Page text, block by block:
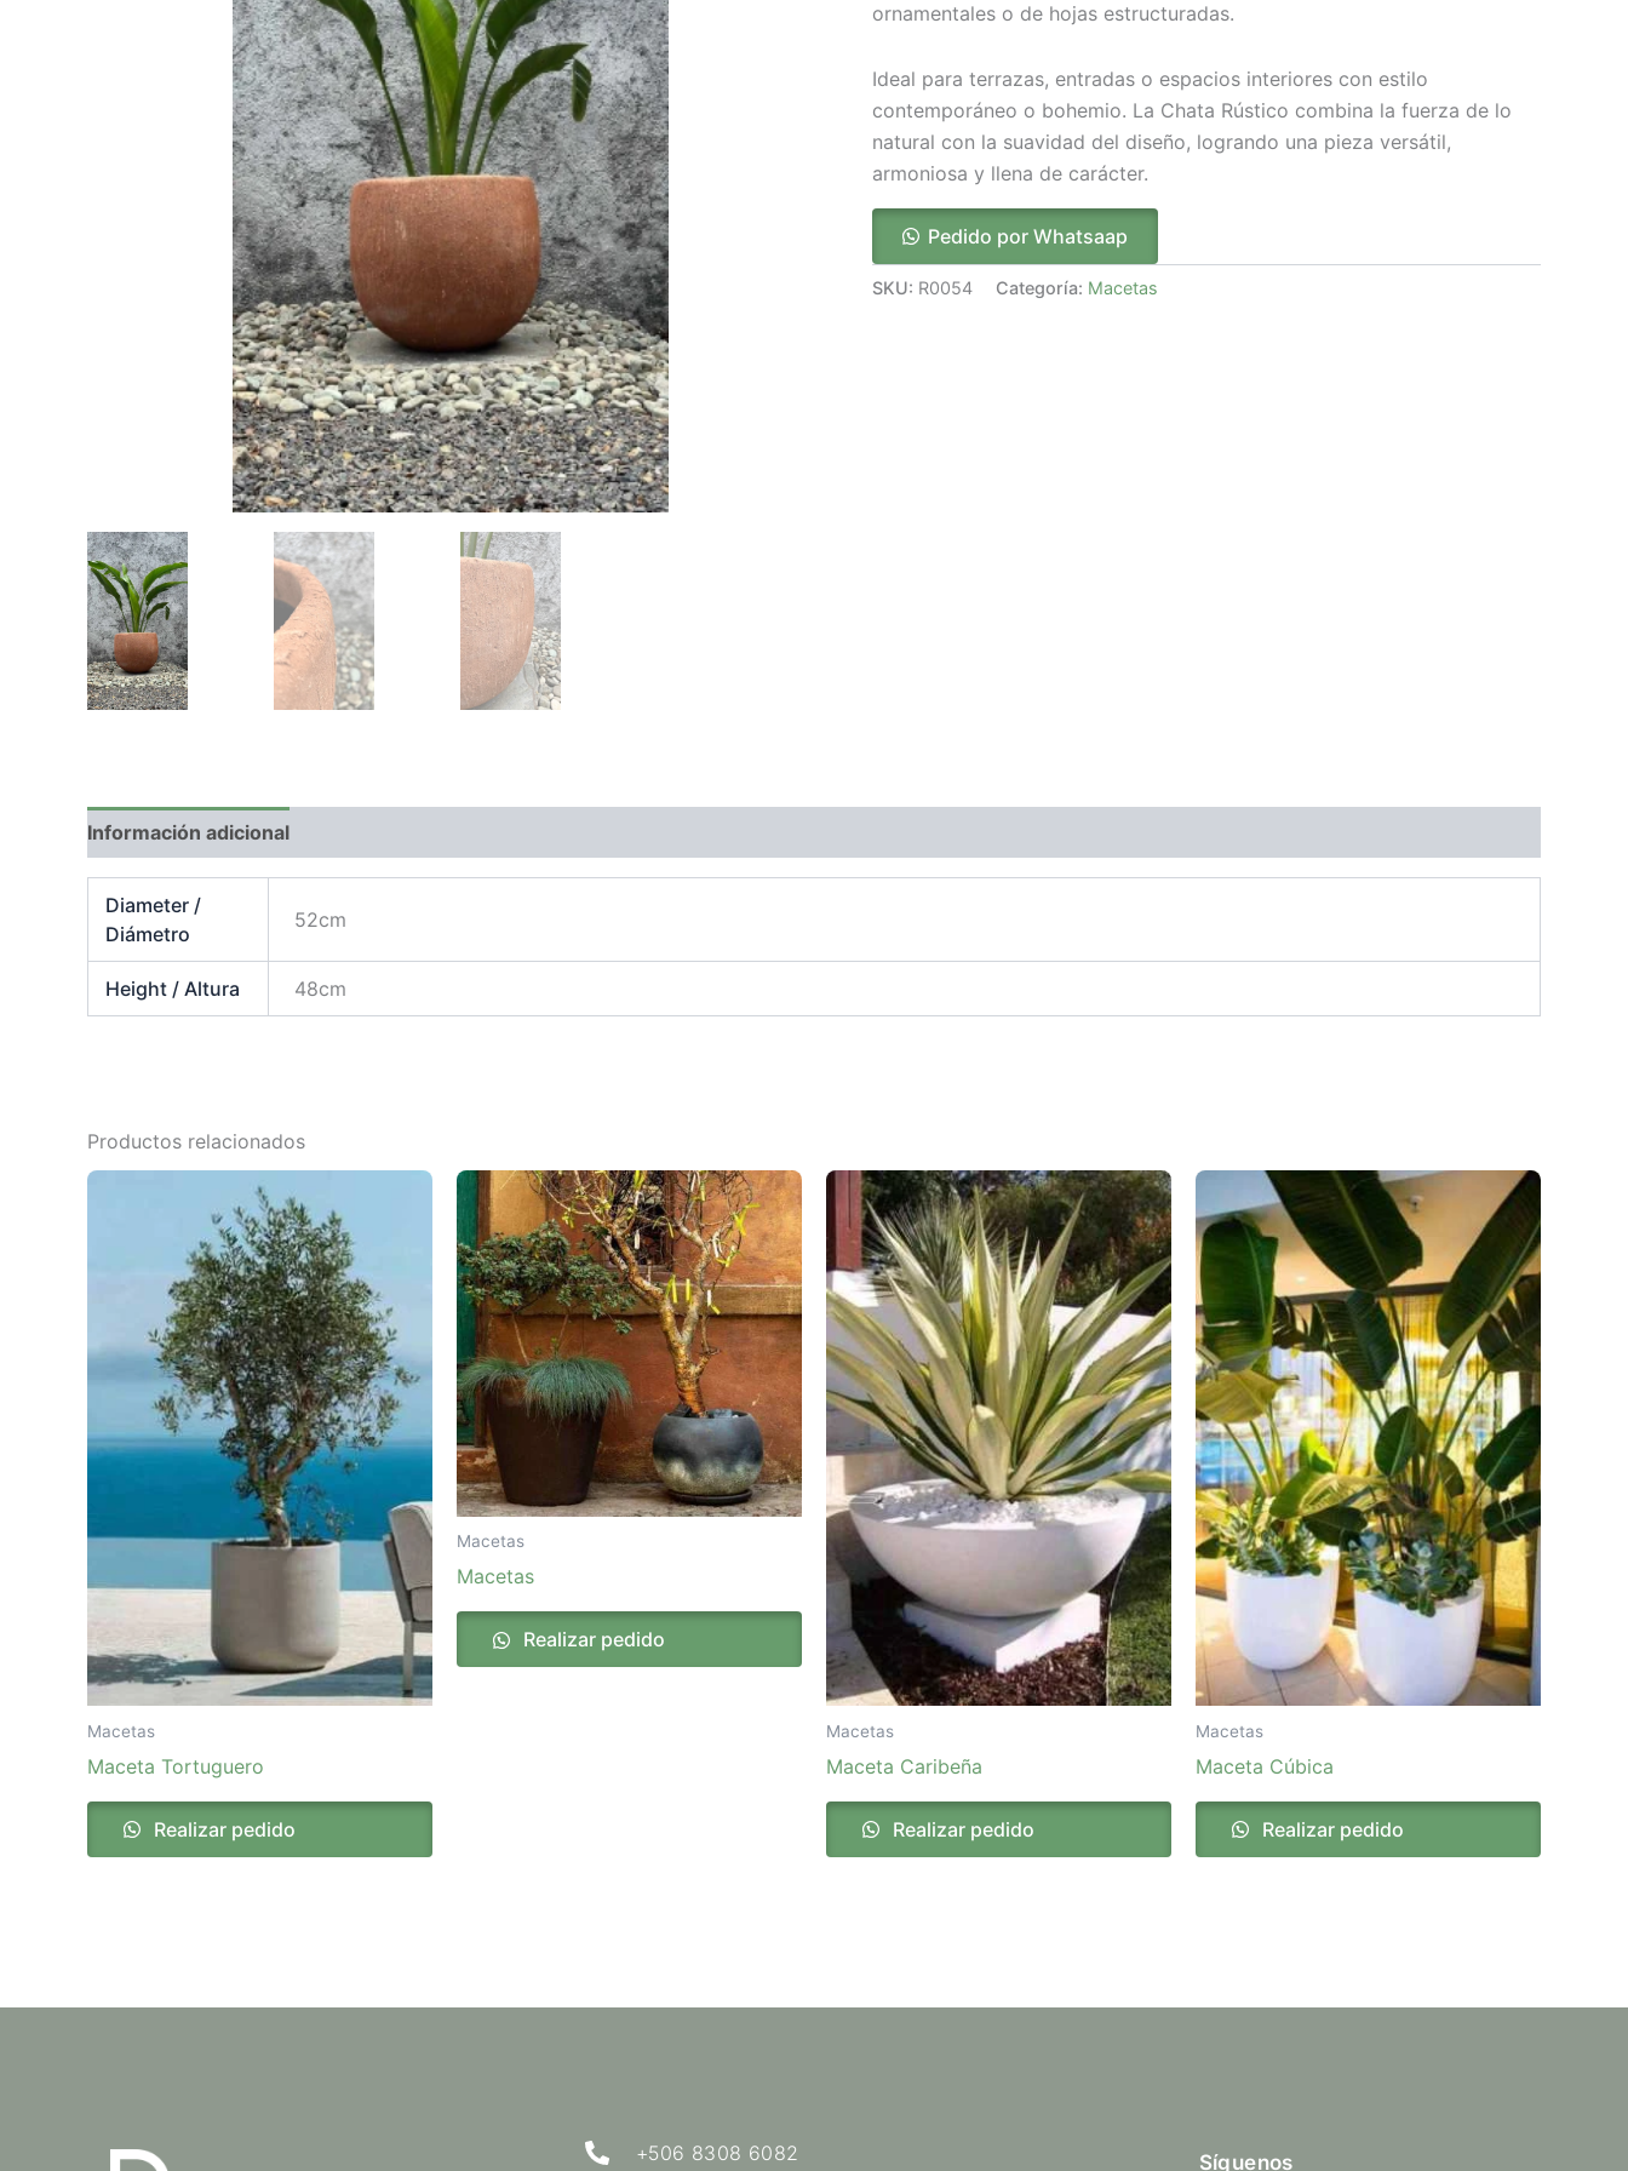
ornamentales o de hojas estructuradas.
Ideal para terrazas, entradas o espacios interiores con estilo
contemporáneo o bohemio. La Chata Rústico combina la fuerza de lo
natural con la suavidad del diseño, logrando una pieza versátil,
armoniosa y llena de carácter.
Pedido por Whatsaap
SKU: R0054 Categoría: Macetas
Información adicional
Diameter /
Diámetro
52cm
Height / Altura 48cm
Productos relacionados
Macetas
Maceta Tortuguero
Realizar pedido
Macetas
Macetas
Realizar pedido
Macetas
Maceta Caribeña
Realizar pedido
Macetas
Maceta Cúbica
Realizar pedido
+506 8308 6082 Síguenos